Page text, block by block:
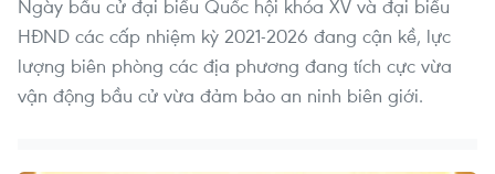
Ngày bầu cử đại biểu Quốc hội khóa XV và đại biểu
HĐND các cấp nhiệm kỳ 2021-2026 đang cận kề, lực
lượng biên phòng các địa phương đang tích cực vừa
vận động bầu cử vừa đảm bảo an ninh biên giới.